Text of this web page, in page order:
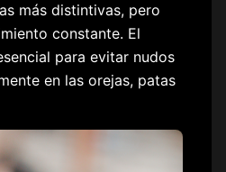
más distintivas, pero
constante. El
para evitar nudos
en las orejas, patas